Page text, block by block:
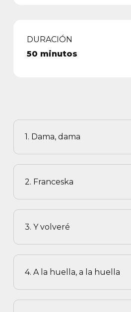
DURACIÓN
50 minutos
1. Dama, dama
2. Franceska
3. Y volveré
4. A la huella, a la huella